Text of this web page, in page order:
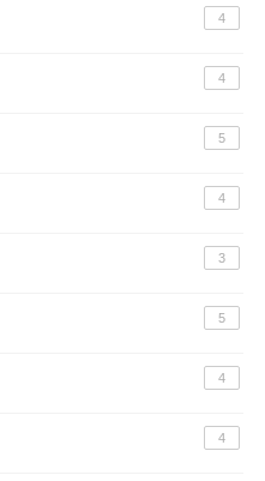
4
4
5
4
3
5
4
4